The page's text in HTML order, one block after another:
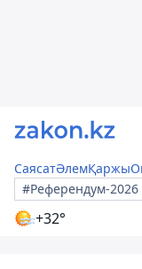
СаясатӘлемҚаржы
#Референдум-2026
+32°